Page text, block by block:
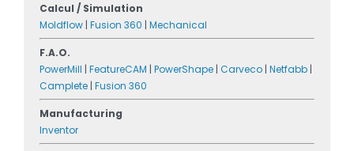
Calcul / Simulation
Moldflow | Fusion 360 | Mechanical
F.A.O.
PowerMill | FeatureCAM | PowerShape | Carveco | Netfabb |
Camplete | Fusion 360
Manufacturing
Inventor